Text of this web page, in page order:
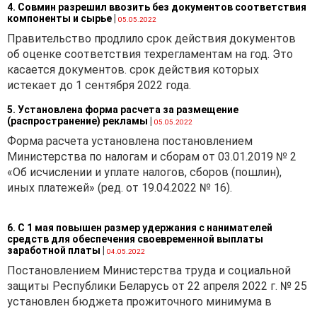
4. Совмин разрешил ввозить без документов соответствия
компоненты и сырье
05.05.2022
Правительство продлило срок действия документов
об оценке соответствия техрегламентам на год. Это
касается документов. срок действия которых
истекает до 1 сентября 2022 года.
5. Установлена форма расчета за размещение
(распространение) рекламы
05.05.2022
Форма расчета установлена постановлением
Министерства по налогам и сборам от 03.01.2019 № 2
«Об исчислении и уплате налогов, сборов (пошлин),
иных платежей» (ред. от 19.04.2022 № 16).
6. С 1 мая повышен размер удержания с нанимателей
средств для обеспечения своевременной выплаты
заработной платы
04.05.2022
Постановлением Министерства труда и социальной
защиты Республики Беларусь от 22 апреля 2022 г. № 25
установлен бюджета прожиточного минимума в